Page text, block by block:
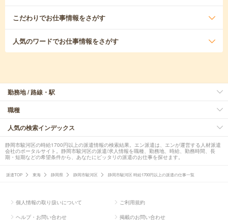
こだわりでお仕事情報をさがす
人気のワードでお仕事情報をさがす
勤務地 / 路線・駅
職種
人気の検索インデックス
静岡市駿河区の時給1700円以上の派遣情報の検索結果。エン派遣は、エンが運営する人材派遣
会社のポータルサイト。静岡市駿河区の派遣/求人情報を職種、勤務地、時給、勤務時間、長
期・短期などの希望条件から、あなたにピッタリの派遣のお仕事を探せます。
派遣TOP 東海 静岡県 静岡市駿河区 静岡市駿河区 時給1700円以上の派遣の仕事一覧
個人情報の取り扱いについて ご利用規約
ヘルプ・お問い合わせ 掲載のお問い合わせ